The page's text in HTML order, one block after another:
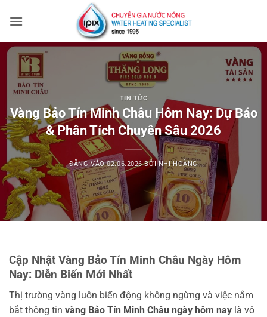
qua
dung
TIN TỨC
Vàng Bảo Tín Minh Châu Hôm Nay: Dự Báo
& Phân Tích Chuyên Sâu 2026
ĐĂNG VÀO02.06.2026 BỞINHI HOÀNG
Cập Nhật Vàng Bảo Tín Minh Châu Ngày Hôm
Nay: Diễn Biến Mới Nhất
Thị trường vàng luôn biến động không ngừng và việc nắm
bắt thông tin vàng Bảo Tín Minh Châu ngày hôm nay là vô